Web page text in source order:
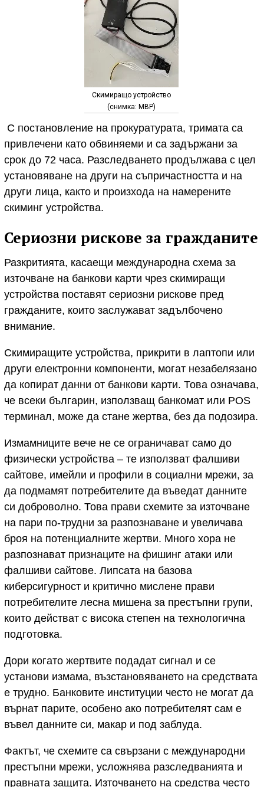
Скимиращо устройство
(снимка: МВР)
С постановление на прокуратурата, тримата са
привлечени като обвиняеми и са задържани за
срок до 72 часа. Разследването продължава с цел
установяване на други на съпричастността и на
други лица, както и произхода на намерените
скиминг устройства.
Сериозни рискове за гражданите
Разкритията, касаещи международна схема за
източване на банкови карти чрез скимиращи
устройства поставят сериозни рискове пред
гражданите, които заслужават задълбочено
внимание.
Скимиращите устройства, прикрити в лаптопи или
други електронни компоненти, могат незабелязано
да копират данни от банкови карти. Това означава,
че всеки българин, използващ банкомат или POS
терминал, може да стане жертва, без да подозира.
Измамниците вече не се ограничават само до
физически устройства – те използват фалшиви
сайтове, имейли и профили в социални мрежи, за
да подмамят потребителите да въведат данните
си доброволно. Това прави схемите за източване
на пари по-трудни за разпознаване и увеличава
броя на потенциалните жертви. Много хора не
разпознават признаците на фишинг атаки или
фалшиви сайтове. Липсата на базова
киберсигурност и критично мислене прави
потребителите лесна мишена за престъпни групи,
които действат с висока степен на технологична
подготовка.
Дори когато жертвите подадат сигнал и се
установи измама, възстановяването на средствата
е трудно. Банковите институции често не могат да
върнат парите, особено ако потребителят сам е
въвел данните си, макар и под заблуда.
Фактът, че схемите са свързани с международни
престъпни мрежи, усложнява разследванията и
правната защита. Източването на средства често